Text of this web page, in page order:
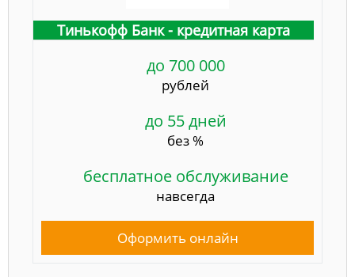
Тинькофф Банк - кредитная карта
до 700 000
рублей
до 55 дней
без %
бесплатное обслуживание
навсегда
Оформить онлайн